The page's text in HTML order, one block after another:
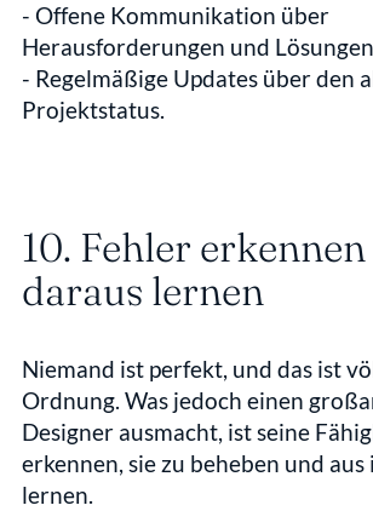
- Offene Kommunikation über
Herausforderungen und
- Regelmäßige Updates über den
Projektstatus.
10. Fehler
daraus lernen
Niemand ist perfekt, und das ist
Ordnung. Was jedoch einen
Designer ausmacht, ist seine
erkennen, sie zu beheben und aus
lernen.